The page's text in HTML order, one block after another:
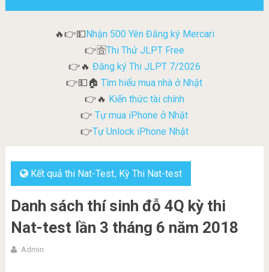
🔥👉💵Nhận 500 Yên Đăng ký Mercari
👉🈴Thi Thử JLPT Free
👉🔥 Đăng ký Thi JLPT 7/2026
👉💵🏠Tìm hiểu mua nhà ở Nhật
👉🔥 Kiến thức tài chính
👉 Tự mua iPhone ở Nhật
👉Tự Unlock iPhone Nhật
Kết quả thi Nat-Test, Kỳ Thi Nat-test
Danh sách thí sinh đỗ 4Q kỳ thi
Nat-test lần 3 tháng 6 năm 2018
Admin